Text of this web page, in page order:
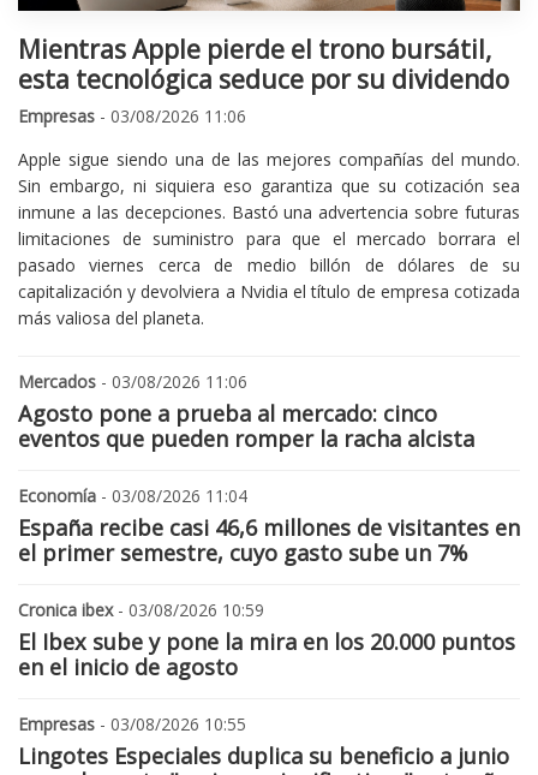
Mientras Apple pierde el trono bursátil,
esta tecnológica seduce por su dividendo
Empresas - 03/08/2026 11:06
Apple sigue siendo una de las mejores compañías del mundo.
Sin embargo, ni siquiera eso garantiza que su cotización sea
inmune a las decepciones. Bastó una advertencia sobre futuras
limitaciones de suministro para que el mercado borrara el
pasado viernes cerca de medio billón de dólares de su
capitalización y devolviera a Nvidia el título de empresa cotizada
más valiosa del planeta.
Mercados - 03/08/2026 11:06
Agosto pone a prueba al mercado: cinco
eventos que pueden romper la racha alcista
Economía - 03/08/2026 11:04
España recibe casi 46,6 millones de visitantes en
el primer semestre, cuyo gasto sube un 7%
Cronica ibex- 03/08/2026 10:59
El Ibex sube y pone la mira en los 20.000 puntos
en el inicio de agosto
Empresas - 03/08/2026 10:55
Lingotes Especiales duplica su beneficio a junio